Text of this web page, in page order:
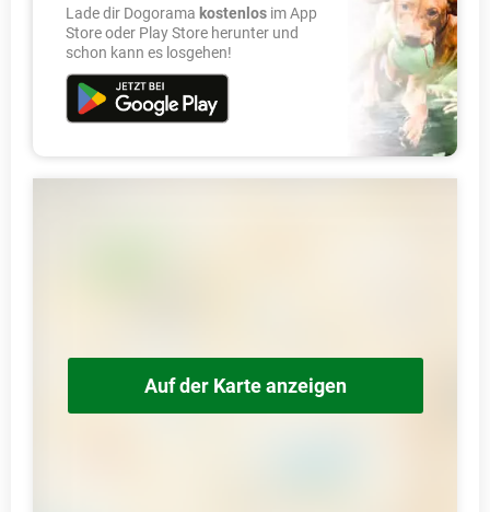
Lade dir Dogorama kostenlos im App
Store oder Play Store herunter und
schon kann es losgehen!
Auf der Karte anzeigen